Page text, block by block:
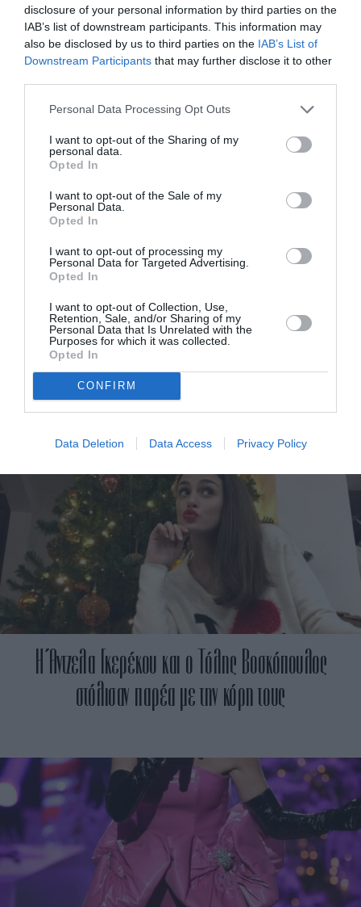
disclosure of your personal information by third parties on the
IAB’s list of downstream participants. This information may
also be disclosed by us to third parties on the IAB’s List of
Downstream Participants that may further disclose it to other
Personal Data Processing Opt Outs
I want to opt-out of the Sharing of my
personal data.
Opted In
I want to opt-out of the Sale of my
Personal Data.
Opted In
I want to opt-out of processing my
Personal Data for Targeted Advertising.
Opted In
I want to opt-out of Collection, Use,
Retention, Sale, and/or Sharing of my
Personal Data that Is Unrelated with the
Purposes for which it was collected.
Opted In
CONFIRM
Data Deletion Data Access Privacy Policy
Ιδέες για “πράσινα” Χριστούγεννα και δώρα με
οικολογική συνείδηση
Η Άντζελα Γκερέκου και ο Τόλης Βοσκόπουλος
στόλισαν παρέα με την κόρη τους